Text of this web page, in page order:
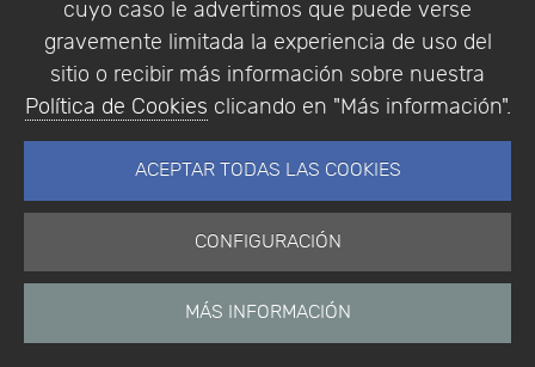
cuyo caso le advertimos que puede verse
gravemente limitada la experiencia de uso del
sitio o recibir más información sobre nuestra
Política de Cookies clicando en "Más información".
ACEPTAR TODAS LAS COOKIES
CONFIGURACIÓN
MÁS INFORMACIÓN
Empresa|Aviso Legal| Política de Privacidad |
Política de Cookies
© Copyright 1994 - 2026. Addlink Software
Científico, S.L.
Portugal.